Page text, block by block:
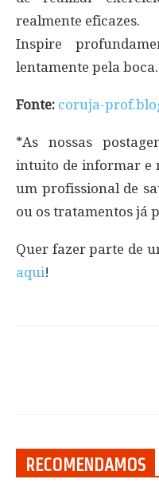
realmente eficazes.
Inspire
lentamente pela boca.
Fonte: coruja-
*As nossas
intuito de informar e
um profissional de
ou os tratamentos já
Quer fazer parte de
aqui!
RECOMENDAMOS